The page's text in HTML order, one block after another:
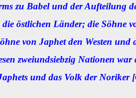
zu Babel und der Aufteilung
die östlichen Länder; die Söhne
von Japhet den Westen und
zweiundsiebzig Nationen war
und das Volk der Noriker